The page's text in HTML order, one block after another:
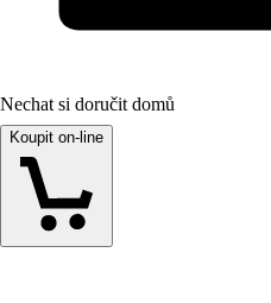
Nechat si doručit domů
Koupit on-line